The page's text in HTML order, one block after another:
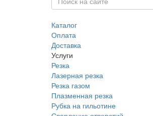
Каталог
Оплата
Доставка
Услуги
Резка
Лазерная резка
Резка газом
Плазменная резка
Рубка на гильотине